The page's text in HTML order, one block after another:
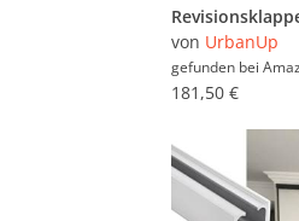
von UrbanUp
gefunden bei
181,50 €